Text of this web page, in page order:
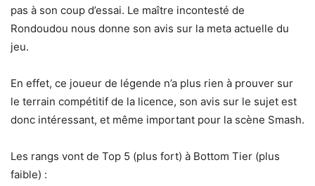
pas à son coup d’essai. Le maître incontesté de
Rondoudou nous donne son avis sur la meta actuelle du
jeu.
En effet, ce joueur de légende n’a plus rien à prouver sur
le terrain compétitif de la licence, son avis sur le sujet est
donc intéressant, et même important pour la scène Smash.
Les rangs vont de Top 5 (plus fort) à Bottom Tier (plus
faible) :